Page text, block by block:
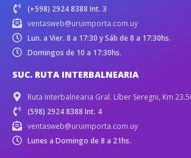
(+598) 2924 8388 Int. 3
ventasweb@uruimporta.com.uy
Lun. a Vier. 8 a 17:30 y Sáb de 8 a 17:30hs.
Domingos de 10 a 17:30hs.
SUC. RUTA INTERBALNEARIA
Ruta Interbalnearia Gral. Líber Seregni, Km
(598) 2924 8388 Int. 4
ventasweb@uruimporta.com.uy
Lunes a Domingo de 8 a 21hs.